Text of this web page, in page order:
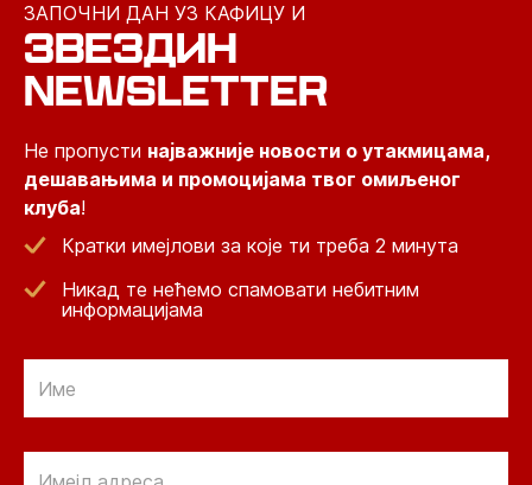
ЗАПОЧНИ ДАН УЗ КАФИЦУ И
ЗВЕЗДИН
NEWSLETTER
Не пропусти најважније новости о утакмицама,
дешавањима и промоцијама твог омиљеног
клуба!
Кратки имејлови за које ти треба 2 минута
Никад те нећемо спамовати небитним
информацијама